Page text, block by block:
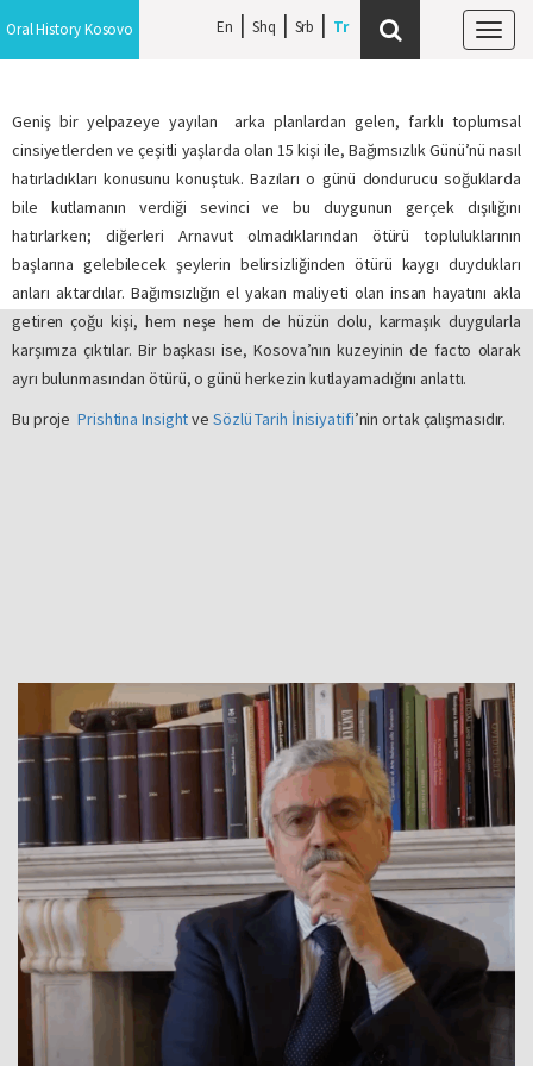
En Shq Srb
Oral History Kosovo
Geniş bir yelpazeye yayılan arka planlardan gelen, farklı toplumsal
cinsiyetlerden ve çeşitli yaşlarda olan 15 kişi ile, Bağımsızlık Günü’nü nasıl
hatırladıkları konusunu konuştuk. Bazıları o günü dondurucu soğuklarda
bile kutlamanın verdiği sevinci ve bu duygunun gerçek dışılığını
hatırlarken; diğerleri Arnavut olmadıklarından ötürü topluluklarının
başlarına gelebilecek şeylerin belirsizliğinden ötürü kaygı duydukları
anları aktardılar. Bağımsızlığın el yakan maliyeti olan insan hayatını akla
getiren çoğu kişi, hem neşe hem de hüzün dolu, karmaşık duygularla
karşımıza çıktılar. Bir başkası ise, Kosova’nın kuzeyinin de facto olarak
ayrı bulunmasından ötürü, o günü herkezin kutlayamadığını anlattı.
Bu proje Prishtina Insightve Sözlü Tarih İnisiyatifi’nin ortak çalışmasıdır.